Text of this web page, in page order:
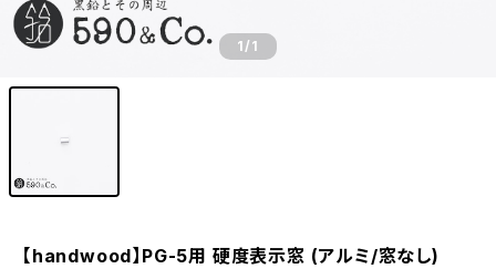
1/1
【handwood】PG-5用 硬度表示窓 (アルミ/窓なし)